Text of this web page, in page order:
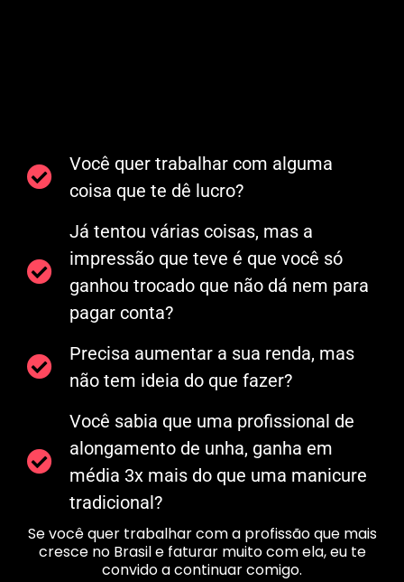
Você quer trabalhar com alguma
coisa que te dê lucro?
Já tentou várias coisas, mas a
impressão que teve é que você só
ganhou trocado que não dá nem para
pagar conta?
Precisa aumentar a sua renda, mas
não tem ideia do que fazer?
Você sabia que uma profissional de
alongamento de unha, ganha em
média 3x mais do que uma manicure
tradicional?
Se você quer trabalhar com a profissão que mais
cresce no Brasil e faturar muito com ela, eu te
convido a continuar comigo.